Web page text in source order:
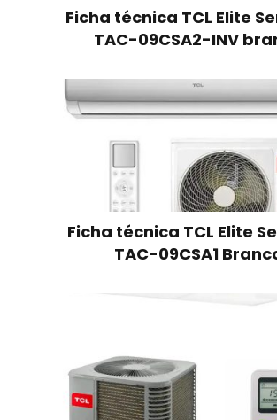
Ficha técnica TCL Elite
TAC-09CSA2-INV
Ficha técnica TCL Elite
TAC-09CSA1